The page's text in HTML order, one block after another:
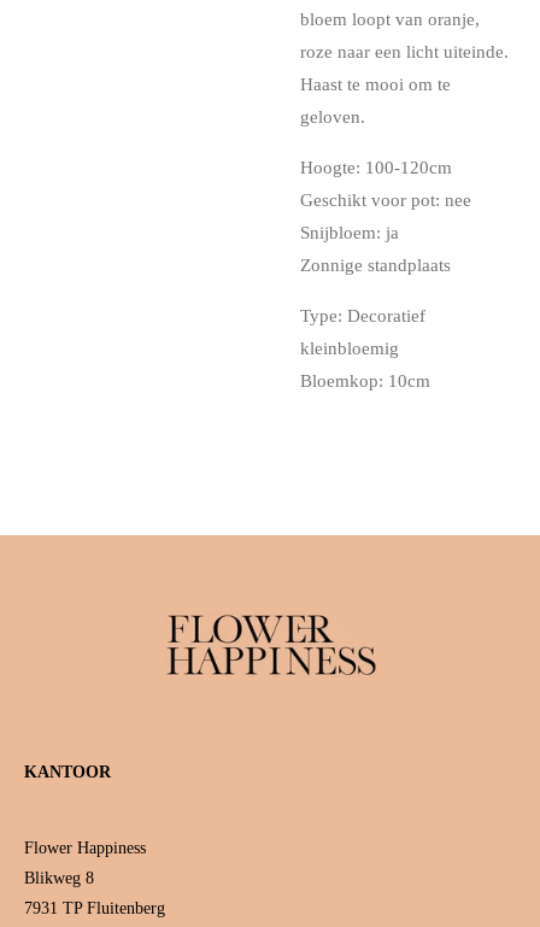
bloem loopt van oranje,
roze naar een licht uiteinde.
Haast te mooi om te
geloven.
Hoogte: 100-120cm
Geschikt voor pot: nee
Snijbloem: ja
Zonnige standplaats
Type: Decoratief
kleinbloemig
Bloemkop: 10cm
KANTOOR
Flower Happiness
Blikweg 8
7931 TP Fluitenberg